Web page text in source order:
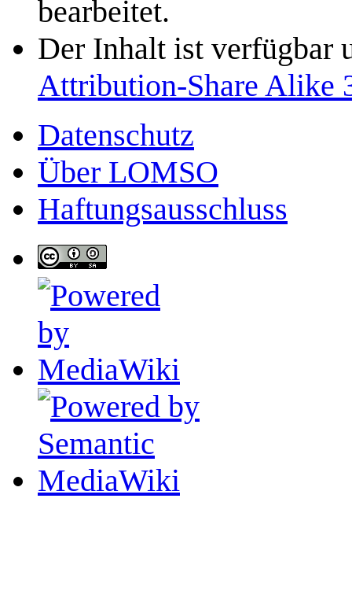
bearbeitet.
Der Inhalt ist verfügbar
Attribution-Share Alike
Datenschutz
Über LOMSO
Haftungsausschluss